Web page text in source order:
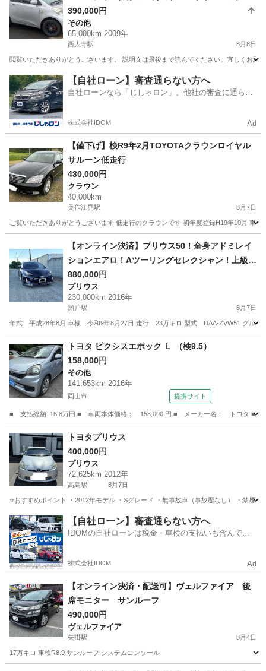
★バックカメラ★２１年式★65000km走行★車検
令和10年7月まで★
390,000円
その他
65,000km 2009年
西大寺駅 8月8日
閲覧いただきありがとうございます。 説明文は最後まで読んでください。宜しく
岡山 岡山市 西大寺駅 その他 アストンマーティン
【自社ローン】審査通らない方へ
自社ローンなら「じしゃロン」。他社の審査に通らな
株式会社IDOM Ad
【値下げ】検R9年2月TOYOTAクラウンロイヤル
サルーン低走行
430,000円
クラウン
40,000km
美作江見駅 8月7日
ご覧いただきありがとうございます 低走行のクラウンです 初年度登録H19年10月 車
美作江見駅 クラウン クラウンロイヤル
【オンライン決済】プリウス50！全身アドミレイ
ションエアロ！Aツーリングセレクシャン！上級グ
レード
880,000円
プリウス
230,000km 2016年
瀬戸駅 8月7日
年式 平成28年8月 車検 令和9年8月27日 走行 23万キロ 型式 DAA-ZVW51 グルー
瀬戸駅
トヨタ ピクシスエポック Ｌ （検9.5）
158,000円
その他
141,653km 2016年
岡山市 提携サイト
■ 支払総額: 16.8万円 ■ 車両本体価格： 158,000 円 ■ メーカー名： トヨタ
岡山 岡山市 その他
トヨタプリウス
400,000円
プリウス
72,625km 2012年
高島駅 8月7日
⭐️おすすめポイント ・2012年モデル ・Sグレード ・無事故車（事故歴なし） ・禁煙
岡山 岡山市 高島駅 プリウス トヨタプリウス
【自社ローン】審査通らない方へ
IDOMの自社ローンは税金・車検の支払いも含んでい
株式会社IDOM Ad
【オンライン決済・配送可】ヴェルファイア 後
席モニター サンルーフ
490,000円
ヴェルファイア
矢掛駅 8月4日
17万キロ 車検R8.9 サンルーフ システムコンソール